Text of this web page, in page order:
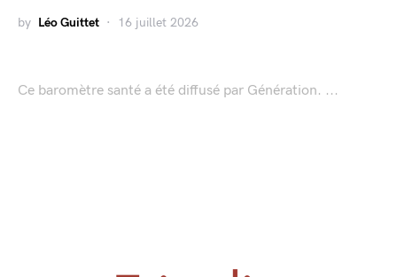
by Léo Guittet 16 juillet 2026
Ce baromètre santé a été diffusé par Génération. ...